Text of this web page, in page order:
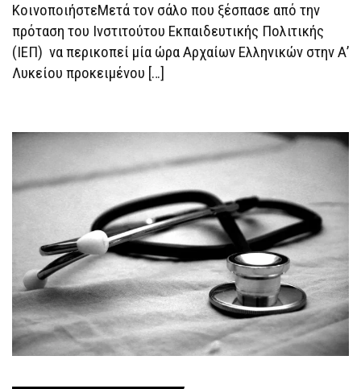
ΚοινοποιήστεΜετά τον σάλο που ξέσπασε από την
πρόταση του Ινστιτούτου Εκπαιδευτικής Πολιτικής
(ΙΕΠ) να περικοπεί μία ώρα Αρχαίων Ελληνικών στην Α’
Λυκείου προκειμένου […]